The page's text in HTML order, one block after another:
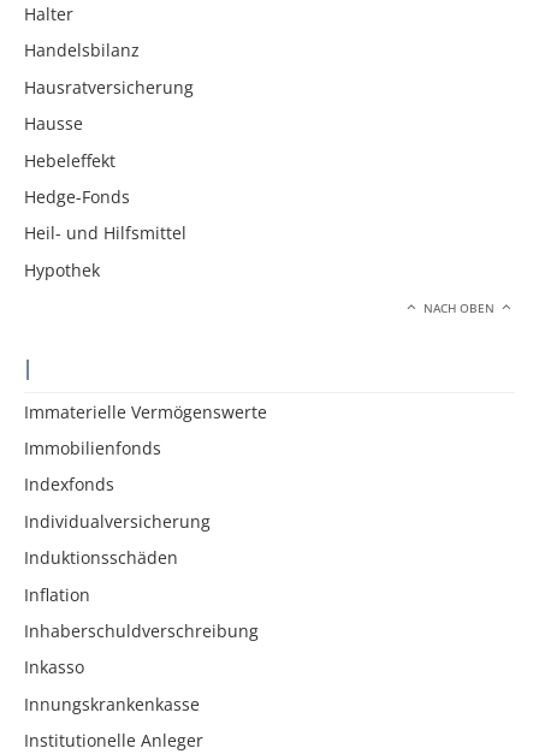
Halter
Handelsbilanz
Hausratversicherung
Hausse
Hebeleffekt
Hedge-Fonds
Heil- und Hilfsmittel
Hypothek
NACH OBEN
I
Immaterielle Vermögenswerte
Immobilienfonds
Indexfonds
Individualversicherung
Induktionsschäden
Inflation
Inhaberschuldverschreibung
Inkasso
Innungskrankenkasse
Institutionelle Anleger